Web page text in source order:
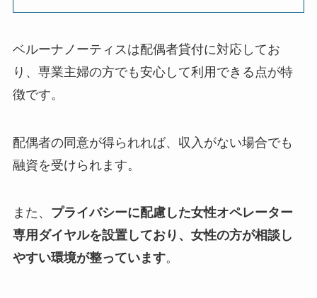
ベルーナノーティスは配偶者貸付に対応してお
り、専業主婦の方でも安心して利用できる点が特
徴です。
配偶者の同意が得られれば、収入がない場合でも
融資を受けられます。
また、 プライバシーに配慮した女性オペレーター
専用ダイヤルを設置しており、女性の方が相談し
やすい環境が整っています。